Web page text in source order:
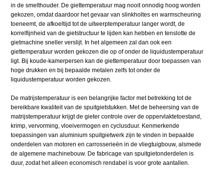
in de smelthouder. De giettemperatuur mag nooit onnodig hoog worden
gekozen, omdat daardoor het gevaar van slinkholtes en warmscheuring
toeneemt, de afkoeltijd tot de uitwerptemperatuur langer wordt, de
korrelfijnheid van de gietstructuur te lijden kan hebben en tenslotte de
gietmachine sneller verslijt. In het algemeen zal dan ook een
giettemperatuur worden gekozen die op of onder de liquidustemperatuur
ligt. Bij koude-kamerpersen kan de giettemperatuur door toepassen van
hoge drukken en bij bepaalde metalen zelfs tot onder de
liquidustemperatuur worden gekozen.
De matrijstemperatuur is een belangrijke factor met betrekking tot de
bereikbare kwaliteit van de spuitgietstukken. Met de beheersing van de
matrijstemperatuur krijgt de gieter controle over de oppervlaktetoestand,
krimp, vervorming, vloeivermogen en cyclusduur. Kenmerkende
toepassingen van aluminium spuitgietwerk zijn te vinden in bepaalde
onderdelen van motoren en carrosserieën in de vliegtuigbouw, alsmede
de algemene machinebouw. De fabricage van spuitgietonderdelen is
duur, zodat het alleen economisch rendabel is voor grote aantallen.